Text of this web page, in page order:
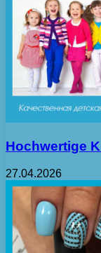
Hochwertige
27.04.2026